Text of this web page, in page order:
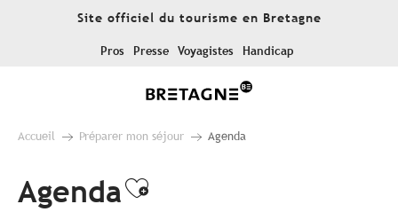
Site officiel du tourisme en Bretagne
Pros Presse Voyagistes Handicap
Accueil Préparer mon séjour Agenda
AgendaAjouter aux favoris